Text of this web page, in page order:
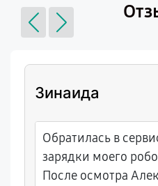
Зинаида
Обратилась в
зарядки моего
После осмотра